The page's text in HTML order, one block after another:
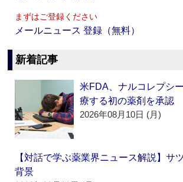
まずはご登録ください
メールニュース 登録（無料）
新着記事
米FDA、ナルコレプシ
療する初の薬剤を承認
2026年08月10日 (月)
【対話で学ぶ薬業界ニュース解説】サ
背景